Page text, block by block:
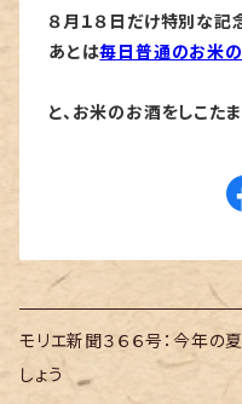
８月１８日だけ特別な記
あとは毎日普通のお米
と、お米のお酒をしこた
モリエ新聞３６６号：今年の
しょう